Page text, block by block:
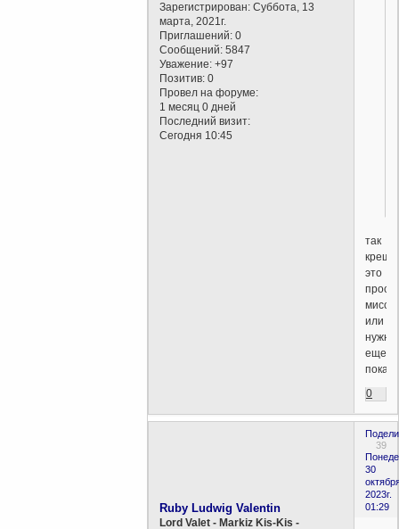
Зарегистрирован: Суббота, 13
марта, 2021г.
Приглашений: 0
Сообщений: 5847
Уважение: +97
Позитив: 0
Провел на форуме:
1 месяц 0 дней
Последний визит:
Сегодня 10:45
так
это
или
нужно
еще
0
39
30
2023г.
01:29
Ruby Ludwig Valentin
Lord Valet - Markiz Kis-Kis -